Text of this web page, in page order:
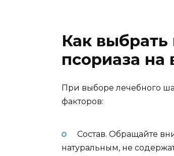
Как
псориаза на
При выборе лечебного
факторов:
Состав. Обращайте
натуральным, не